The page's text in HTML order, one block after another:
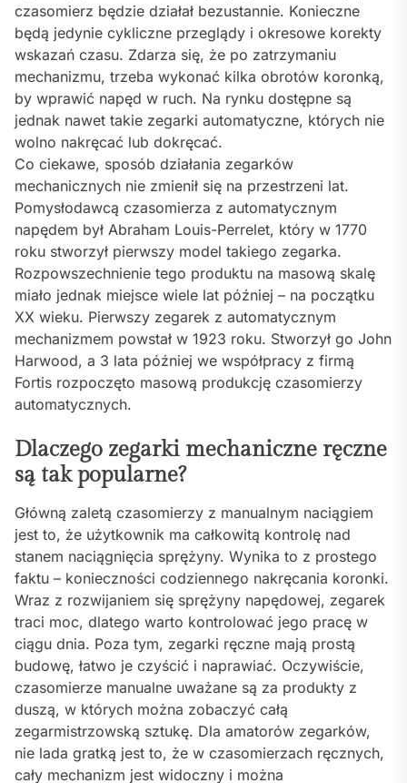
czasomierz będzie działał bezustannie. Konieczne
będą jedynie cykliczne przeglądy i okresowe korekty
wskazań czasu. Zdarza się, że po zatrzymaniu
mechanizmu, trzeba wykonać kilka obrotów koronką,
by wprawić napęd w ruch. Na rynku dostępne są
jednak nawet takie zegarki automatyczne, których nie
wolno nakręcać lub dokręcać.
Co ciekawe, sposób działania zegarków
mechanicznych nie zmienił się na przestrzeni lat.
Pomysłodawcą czasomierza z automatycznym
napędem był Abraham Louis-Perrelet, który w 1770
roku stworzył pierwszy model takiego zegarka.
Rozpowszechnienie tego produktu na masową skalę
miało jednak miejsce wiele lat później – na początku
XX wieku. Pierwszy zegarek z automatycznym
mechanizmem powstał w 1923 roku. Stworzył go John
Harwood, a 3 lata później we współpracy z firmą
Fortis rozpoczęto masową produkcję czasomierzy
automatycznych.
Dlaczego zegarki mechaniczne ręczne
są tak popularne?
Główną zaletą czasomierzy z manualnym naciągiem
jest to, że użytkownik ma całkowitą kontrolę nad
stanem naciągnięcia sprężyny. Wynika to z prostego
faktu – konieczności codziennego nakręcania koronki.
Wraz z rozwijaniem się sprężyny napędowej, zegarek
traci moc, dlatego warto kontrolować jego pracę w
ciągu dnia. Poza tym, zegarki ręczne mają prostą
budowę, łatwo je czyścić i naprawiać. Oczywiście,
czasomierze manualne uważane są za produkty z
duszą, w których można zobaczyć całą
zegarmistrzowską sztukę. Dla amatorów zegarków,
nie lada gratką jest to, że w czasomierzach ręcznych,
cały mechanizm jest widoczny i można